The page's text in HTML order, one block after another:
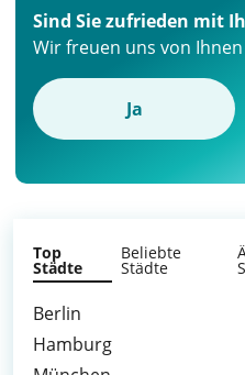
Sind Sie zufrieden mit
Wir freuen uns von
Ja
Top
Städte
Beliebte
Städte
Berlin
Hamburg